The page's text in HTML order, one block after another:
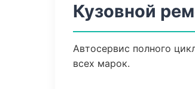
Кузовной
Автосервис полного
всех марок.